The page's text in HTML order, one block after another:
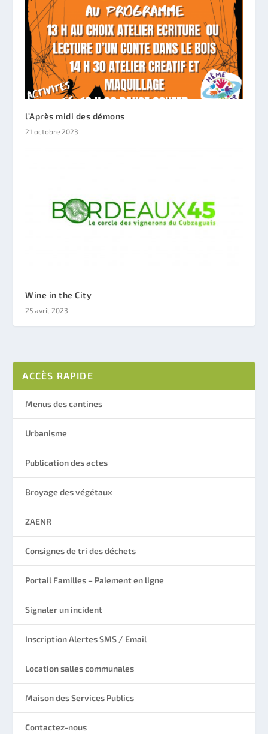
l’Après midi des démons
21 octobre 2023
Wine in the City
25 avril 2023
ACCÈS RAPIDE
Menus des cantines
Urbanisme
Publication des actes
Broyage des végétaux
ZAENR
Consignes de tri des déchets
Portail Familles – Paiement en ligne
Signaler un incident
Inscription Alertes SMS / Email
Location salles communales
Maison des Services Publics
Contactez-nous